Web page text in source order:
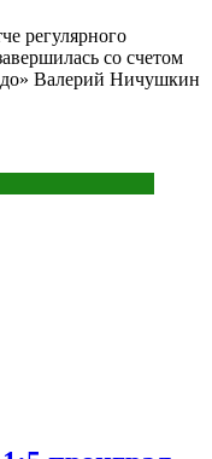
регулярного
со счетом
Валерий Ничушкин